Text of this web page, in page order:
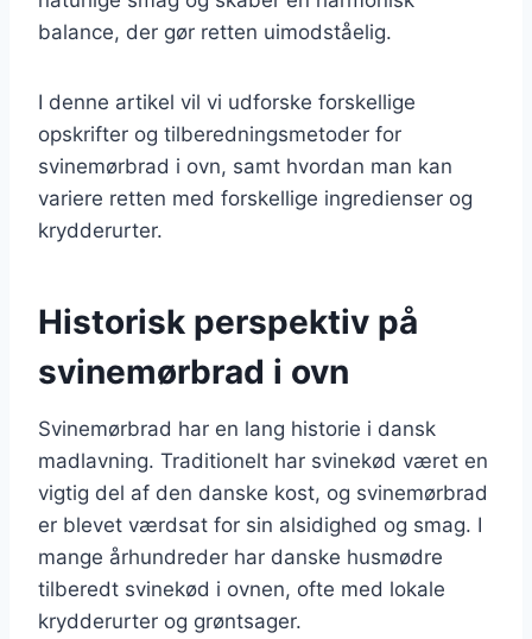
balance, der gør retten uimodståelig.
I denne artikel vil vi udforske forskellige
opskrifter og tilberedningsmetoder for
svinemørbrad i ovn, samt hvordan man kan
variere retten med forskellige ingredienser og
krydderurter.
Historisk perspektiv på
svinemørbrad i ovn
Svinemørbrad har en lang historie i dansk
madlavning. Traditionelt har svinekød været en
vigtig del af den danske kost, og svinemørbrad
er blevet værdsat for sin alsidighed og smag. I
mange århundreder har danske husmødre
tilberedt svinekød i ovnen, ofte med lokale
krydderurter og grøntsager.